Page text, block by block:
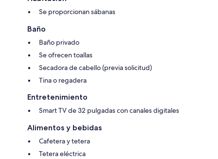
Se proporcionan sábanas
Baño
Baño privado
Se ofrecen toallas
Secadora de cabello (previa solicitud)
Tina o regadera
Entretenimiento
Smart TV de 32 pulgadas con canales digitales
Alimentos y bebidas
Cafetera y tetera
Tetera eléctrica